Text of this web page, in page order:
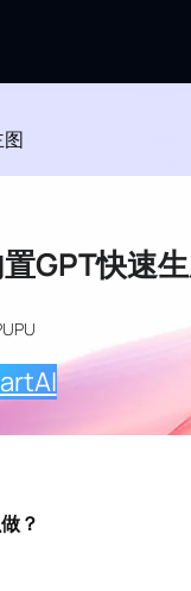
GPT快速
？